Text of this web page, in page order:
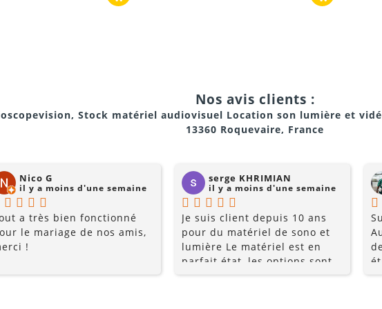
s'assurer que les basses du caisson sont en parfaite
pour un déplacement sans effort.
Nos avis clients :
Stock matériel audiovisuel Location son lumière et
13360 Roquevaire, France
Nico G
il y a moins d'une semaine
a très bien fonctionné
le mariage de nos amis,
!
serge KHRIMIAN
il y a moins d'une semaine
Je suis client depuis 10 ans
pour du matériel de sono et
lumière Le matériel est en
parfait état, les options sont
multiples, et les prix sont très